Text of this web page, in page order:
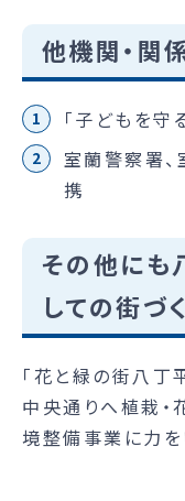
他機関・関
「子どもを守
室蘭警察署
携
その他にも
しての街づ
「花と緑の街八丁
中央通りへ植栽・
境整備事業に力を